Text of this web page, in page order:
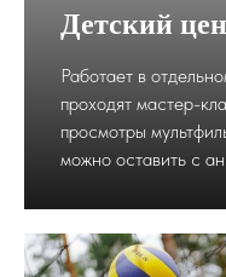
Детский
Работает в
проходят мастер-
просмотры
можно оставить с